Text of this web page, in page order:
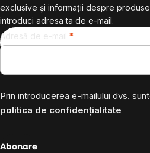
exclusive și informații despre
introduci adresa ta de e-mail.
Adresă de e-mail
Prin introducerea e-mailului dvs.
politica de confidențialitate
Abonare